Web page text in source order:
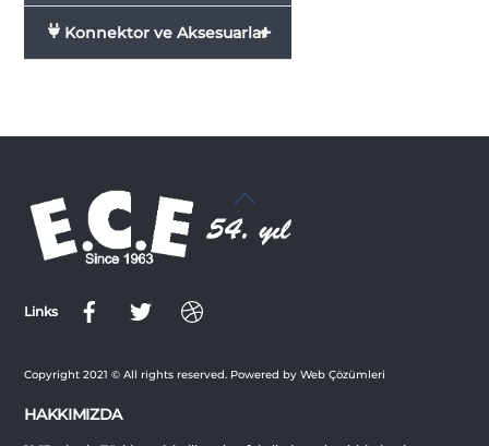
+
Konnektor ve Aksesuarlar
Back
Top
Links
Copyright 2021 © All rights reserved. Powered by Web Çözümleri
HAKKIMIZDA